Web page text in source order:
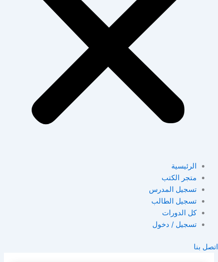
الرئيسية
متجر الكتب
تسجيل المدرس
تسجيل الطالب
كل الدورات
تسجيل / دخول
اتصل بنا